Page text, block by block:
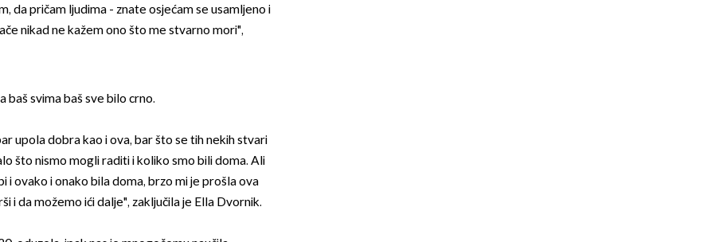
da pričam ljudima - znate osjećam se usamljeno i
nikad ne kažem ono što me stvarno mori",
baš svima baš sve bilo crno.
upola dobra kao i ova, bar što se tih nekih stvari
što nismo mogli raditi i koliko smo bili doma. Ali
i ovako i onako bila doma, brzo mi je prošla ova
i da možemo ići dalje", zaključila je Ella Dvornik.